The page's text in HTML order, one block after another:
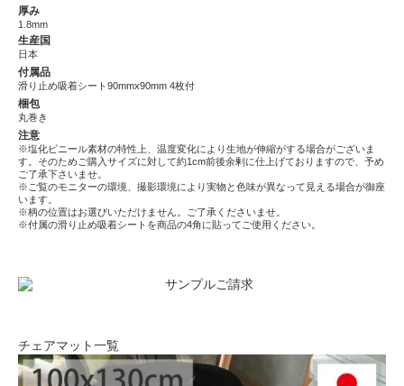
厚み
1.8mm
生産国
日本
付属品
滑り止め吸着シート90mmx90mm 4枚付
梱包
丸巻き
注意
※塩化ビニール素材の特性上、温度変化により生地が伸縮がする場合がございま
す。そのためご購入サイズに対して約1cm前後余剰に仕上げておりますので、予め
ご了承下さいませ。
※ご覧のモニターの環境、撮影環境により実物と色味が異なって見える場合が御座
います。
※柄の位置はお選びいただけません。ご了承くださいませ。
※付属の滑り止め吸着シートを商品の4角に貼ってご使用ください。
チェアマット一覧